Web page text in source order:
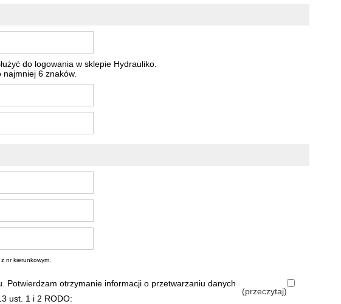
do logowania w sklepie Hydrauliko.
najmniej 6 znaków.
nr kierunkowym.
Potwierdzam otrzymanie informacji o przetwarzaniu danych
ust. 1 i 2 RODO:
(przeczytaj)